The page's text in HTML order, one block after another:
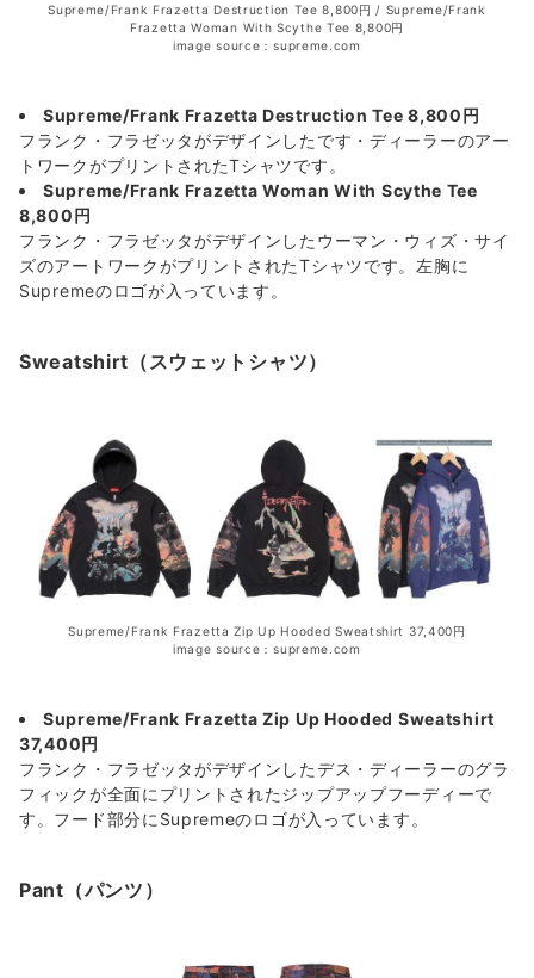
Supreme/Frank Frazetta Destruction Tee 8,800円 / Supreme/Frank
Frazetta Woman With Scythe Tee 8,800円
image source：supreme.com
Supreme/Frank Frazetta Destruction Tee 8,800円
フランク・フラゼッタがデザインしたです・ディーラーのアー
トワークがプリントされたTシャツです。
Supreme/Frank Frazetta Woman With Scythe Tee
8,800円
フランク・フラゼッタがデザインしたウーマン・ウィズ・サイ
ズのアートワークがプリントされたTシャツです。左胸に
Supremeのロゴが入っています。
Sweatshirt（スウェットシャツ）
Supreme/Frank Frazetta Zip Up Hooded Sweatshirt 37,400円
image source：supreme.com
Supreme/Frank Frazetta Zip Up Hooded Sweatshirt
37,400円
フランク・フラゼッタがデザインしたデス・ディーラーのグラ
フィックが全面にプリントされたジップアップフーディーで
す。フード部分にSupremeのロゴが入っています。
Pant（パンツ）